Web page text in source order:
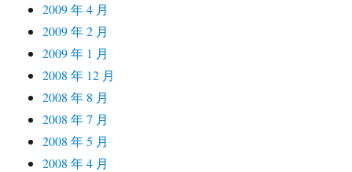
2009 年 4 月
2009 年 2 月
2009 年 1 月
2008 年 12 月
2008 年 8 月
2008 年 7 月
2008 年 5 月
2008 年 4 月